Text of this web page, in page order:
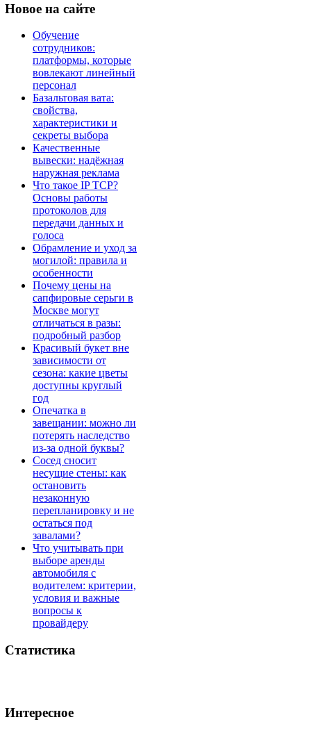
Новое на сайте
Обучение
сотрудников:
платформы, которые
вовлекают линейный
персонал
Базальтовая вата:
свойства,
характеристики и
секреты выбора
Качественные
вывески: надёжная
наружная реклама
Что такое IP TCP?
Основы работы
протоколов для
передачи данных и
голоса
Обрамление и уход за
могилой: правила и
особенности
Почему цены на
сапфировые серьги в
Москве могут
отличаться в разы:
подробный разбор
Красивый букет вне
зависимости от
сезона: какие цветы
доступны круглый
год
Опечатка в
завещании: можно ли
потерять наследство
из-за одной буквы?
Сосед сносит
несущие стены: как
остановить
незаконную
перепланировку и не
остаться под
завалами?
Что учитывать при
выборе аренды
автомобиля с
водителем: критерии,
условия и важные
вопросы к
провайдеру
Статистика
Интересное